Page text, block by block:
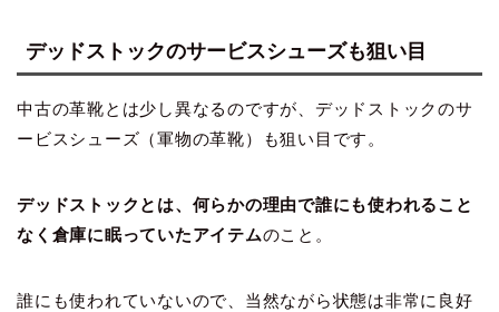
デッドストックのサービスシューズも狙い目
中古の革靴とは少し異なるのですが、デッドストックのサ
ービスシューズ（軍物の革靴）も狙い目です。
デッドストックとは、何らかの理由で誰にも使われること
なく倉庫に眠っていたアイテムのこと。
誰にも使われていないので、当然ながら状態は非常に良好